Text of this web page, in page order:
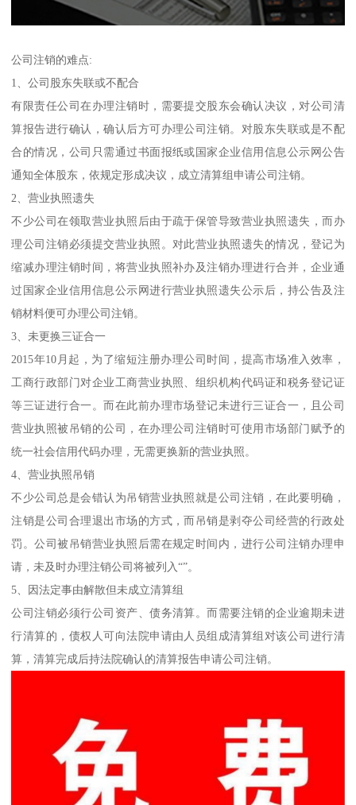
公司注销的难点:
1、公司股东失联或不配合
有限责任公司在办理注销时，需要提交股东会确认决议，对公司清
算报告进行确认，确认后方可办理公司注销。对股东失联或是不配
合的情况，公司只需通过书面报纸或国家企业信用信息公示网公告
通知全体股东，依规定形成决议，成立清算组申请公司注销。
2、营业执照遗失
不少公司在领取营业执照后由于疏于保管导致营业执照遗失，而办
理公司注销必须提交营业执照。对此营业执照遗失的情况，登记为
缩减办理注销时间，将营业执照补办及注销办理进行合并，企业通
过国家企业信用信息公示网进行营业执照遗失公示后，持公告及注
销材料便可办理公司注销。
3、未更换三证合一
2015年10月起，为了缩短注册办理公司时间，提高市场准入效率，
工商行政部门对企业工商营业执照、组织机构代码证和税务登记证
等三证进行合一。而在此前办理市场登记未进行三证合一，且公司
营业执照被吊销的公司，在办理公司注销时可使用市场部门赋予的
统一社会信用代码办理，无需更换新的营业执照。
4、营业执照吊销
不少公司总是会错认为吊销营业执照就是公司注销，在此要明确，
注销是公司合理退出市场的方式，而吊销是剥夺公司经营的行政处
罚。公司被吊销营业执照后需在规定时间内，进行公司注销办理申
请，未及时办理注销公司将被列入“”。
5、因法定事由解散但未成立清算组
公司注销必须行公司资产、债务清算。而需要注销的企业逾期未进
行清算的，债权人可向法院申请由人员组成清算组对该公司进行清
算，清算完成后持法院确认的清算报告申请公司注销。